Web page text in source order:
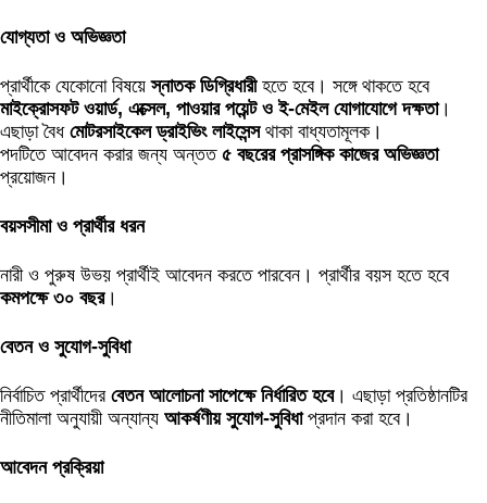
যোগ্যতা ও অভিজ্ঞতা
প্রার্থীকে যেকোনো বিষয়েস্নাতক ডিগ্রিধারীহতে হবে। সঙ্গে থাকতে হবে
মাইক্রোসফট ওয়ার্ড, এক্সেল, পাওয়ার পয়েন্ট ও ই-মেইল যোগাযোগে দক্ষতা।
এছাড়া বৈধ মোটরসাইকেল ড্রাইভিং লাইসেন্সথাকা বাধ্যতামূলক।
পদটিতে আবেদন করার জন্য অন্তত ৫ বছরের প্রাসঙ্গিক কাজের অভিজ্ঞতা
প্রয়োজন।
বয়সসীমা ও প্রার্থীর ধরন
নারী ও পুরুষ উভয় প্রার্থীই আবেদন করতে পারবেন। প্রার্থীর বয়স হতে হবে
কমপক্ষে ৩০ বছর।
বেতন ও সুযোগ-সুবিধা
নির্বাচিত প্রার্থীদের বেতন আলোচনা সাপেক্ষে নির্ধারিত হবে। এছাড়া প্রতিষ্ঠানটির
নীতিমালা অনুযায়ী অন্যান্য আকর্ষণীয় সুযোগ-সুবিধাপ্রদান করা হবে।
আবেদন প্রক্রিয়া